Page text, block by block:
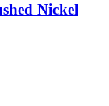
Nickel